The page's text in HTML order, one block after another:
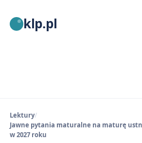
klp.pl
Lektury/
Jawne pytania maturalne na maturę
w 2027 roku